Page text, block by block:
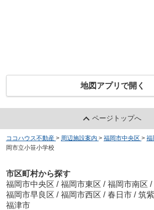
地図アプリで開く
ページトップへ
ココハウス不動産 > 周辺施設案内 > 福岡市中央区 > 福
岡市立小笹小学校
市区町村から探す
福岡市中央区 / 福岡市東区 / 福岡市南区 /
福岡市早良区 / 福岡市西区 / 春日市 / 筑
福津市